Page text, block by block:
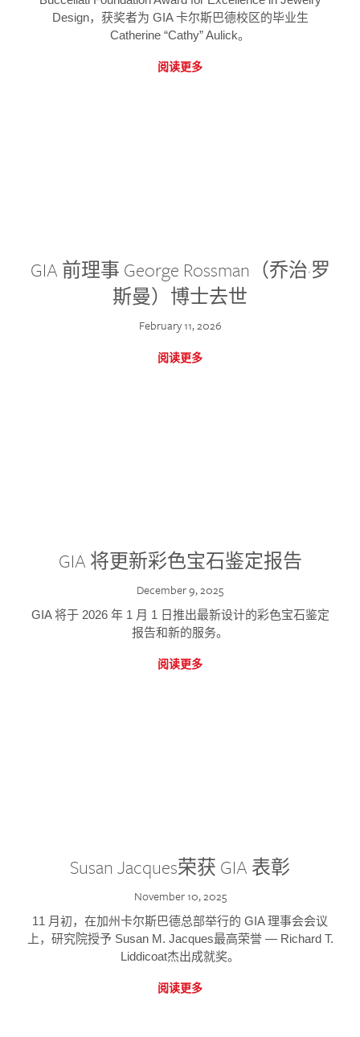
Design，获奖者为 GIA 卡尔斯巴德校区的毕业生
Catherine “Cathy” Aulick。
阅读更多
GIA 前理事 George Rossman（乔治·罗
斯曼）博士去世
February 11, 2026
阅读更多
GIA 将更新彩色宝石鉴定报告
December 9, 2025
GIA 将于 2026 年 1 月 1 日推出最新设计的彩色宝石鉴定
报告和新的服务。
阅读更多
Susan Jacques荣获 GIA 表彰
November 10, 2025
11 月初，在加州卡尔斯巴德总部举行的 GIA 理事会会议
上，研究院授予 Susan M. Jacques最高荣誉 — Richard T.
Liddicoat杰出成就奖。
阅读更多